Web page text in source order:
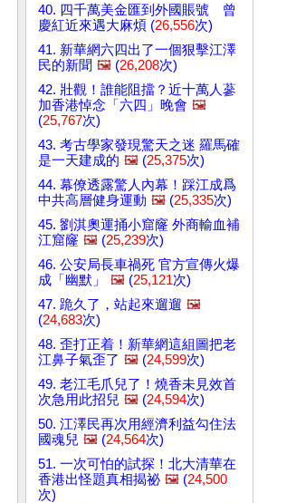
40. 四千萬美金匯到外國賬號 曾
慶紅近來遇大麻煩 (26,556次)
41. 新華網六四出了一個狠擊江澤
民的新聞 🖼️ (26,208次)
42. 壯觀！誰能阻擋？近十萬人蔘
加香港悼念「六四」晚會 🖼️
(25,767次)
43. 考古學家發現驚天之迷 羅馬確
是一天建成的 🖼️ (25,375次)
44. 幕僚透露驚人內幕！踩江成爲
中共高層健身運動 🖼️ (25,335次)
45. 劉淇奧運捅小窟窿 外商輸血補
江窟窿 🖼️ (25,239次)
46. 公安局長車禍死 官方宣傳火爆
成「幽默」
🖼️ (25,121次)
47. 跪久了，站起來遛遛 🖼️
(24,683次)
48. 歪打正着！新華網這組圖把老
江鼻子氣歪了 🖼️ (24,599次)
49. 老江毛爪兒了！燒香未見效首
次急用此招兒 🖼️ (24,594次)
50. 江澤民再次用經濟利益勾住法
國魂兒 🖼️ (24,564次)
51. 一次可怕的試探！北大清華在
香港出怪題真相揭祕 🖼️ (24,500
次)